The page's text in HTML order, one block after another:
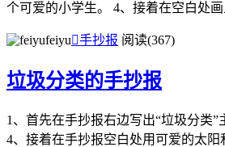
个可爱的小学生。 4、接着在空白处
feiyu手抄报 阅读(367)
垃圾分类的手抄报
1、首先在手抄报右边写出“垃圾分类
4、接着在手抄报空白处用可爱的太